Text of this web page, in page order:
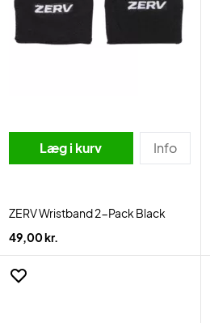
Læg i kurv Info
ZERV Wristband 2-Pack Black
49,00 kr.